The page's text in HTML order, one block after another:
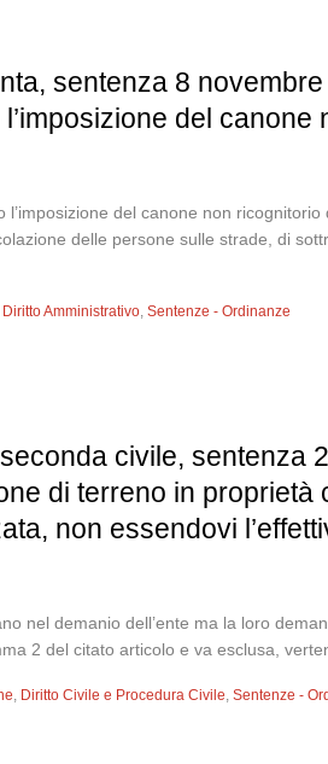
sentenza 8
del canone
del canone non
delle persone sulle strade, di
Diritto Amministrativo,Sentenze - Ordinanze
civile, sentenza
di terreno in
non essendovi
nel demanio dell’ente ma la loro
2 del citato articolo e va esclusa,
, Diritto Civile e Procedura Civile,Sentenze -